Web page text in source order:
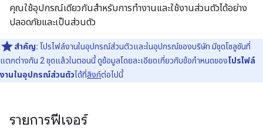
คุณใช้อุปกรณ์เดียวกันสำหรับการทำงานและใช้งานส่วนตัวได้อย่าง
ปลอดภัยและเป็นส่วนตัว
สำคัญ: โปรไฟล์งานในอุปกรณ์ส่วนตัวและในอุปกรณ์ของบริษัท มีชุดโซลูชันที่
แตกต่างกัน 2 ชุดแล้วในตอนนี้ ดูข้อมูลโดยละเอียดเกี่ยวกับข้อกำหนดของโปรไฟล์
งานในอุปกรณ์ส่วนตัวได้ที่ลิงก์ต่อไปนี้
รายการฟีเจอร์